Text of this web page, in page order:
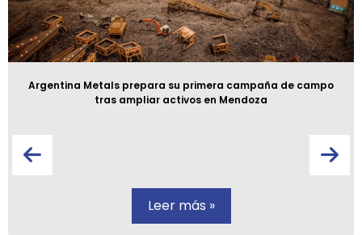
Argentina Metals prepara su primera campaña de campo
tras ampliar activos en Mendoza
Leer más »